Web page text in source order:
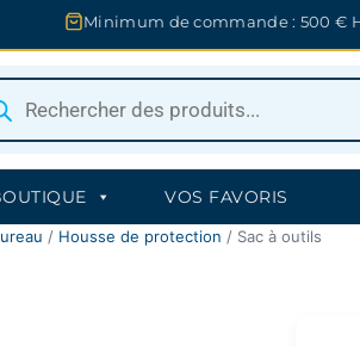
Minimum de commande : 500 €
VOS FAVORIS
/ Housse de protection / Sac à outils